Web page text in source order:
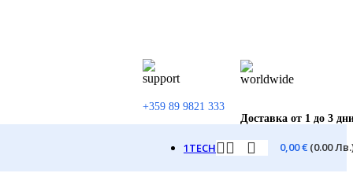
+359 89 9821 333
Доставка от 1 до 3
1TECH 0,00€ (0.00